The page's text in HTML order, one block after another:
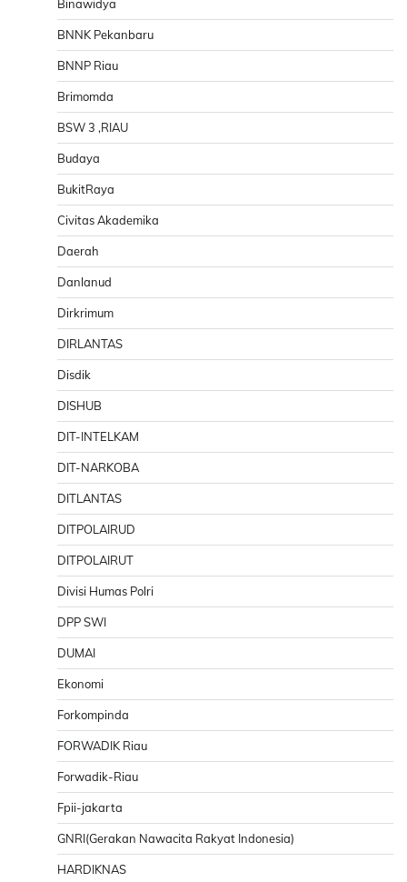
Binawidya
BNNK Pekanbaru
BNNP Riau
Brimomda
BSW 3 ,RIAU
Budaya
BukitRaya
Civitas Akademika
Daerah
Danlanud
Dirkrimum
DIRLANTAS
Disdik
DISHUB
DIT-INTELKAM
DIT-NARKOBA
DITLANTAS
DITPOLAIRUD
DITPOLAIRUT
Divisi Humas Polri
DPP SWI
DUMAI
Ekonomi
Forkompinda
FORWADIK Riau
Forwadik-Riau
Fpii-jakarta
GNRI(Gerakan Nawacita Rakyat Indonesia)
HARDIKNAS